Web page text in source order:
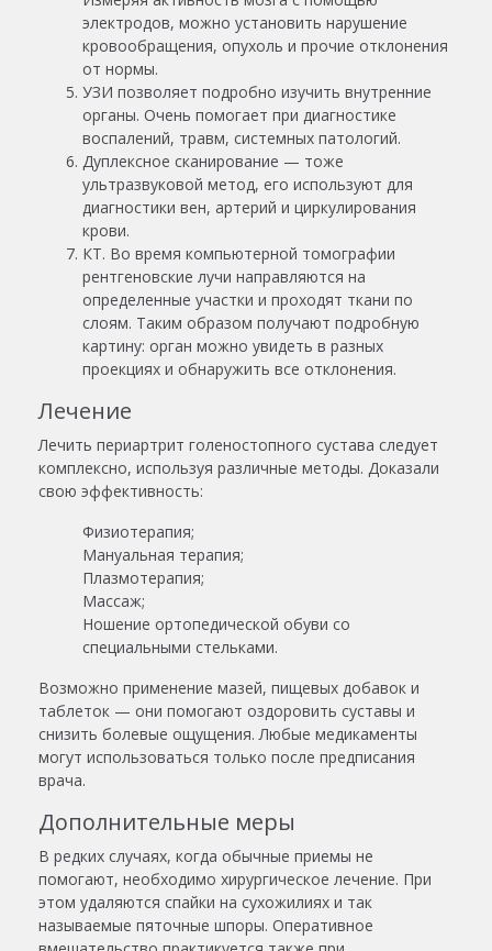
электродов, можно установить нарушение
кровообращения, опухоль и прочие отклонения
от нормы.
УЗИ позволяет подробно изучить внутренние
органы. Очень помогает при диагностике
воспалений, травм, системных патологий.
Дуплексное сканирование — тоже
ультразвуковой метод, его используют для
диагностики вен, артерий и циркулирования
крови.
КТ. Во время компьютерной томографии
рентгеновские лучи направляются на
определенные участки и проходят ткани по
слоям. Таким образом получают подробную
картину: орган можно увидеть в разных
проекциях и обнаружить все отклонения.
Лечение
Лечить периартрит голеностопного сустава следует
комплексно, используя различные методы. Доказали
свою эффективность:
Физиотерапия;
Мануальная терапия;
Плазмотерапия;
Массаж;
Ношение ортопедической обуви со
специальными стельками.
Возможно применение мазей, пищевых добавок и
таблеток — они помогают оздоровить суставы и
снизить болевые ощущения. Любые медикаменты
могут использоваться только после предписания
врача.
Дополнительные меры
В редких случаях, когда обычные приемы не
помогают, необходимо хирургическое лечение. При
этом удаляются спайки на сухожилиях и так
называемые пяточные шпоры. Оперативное